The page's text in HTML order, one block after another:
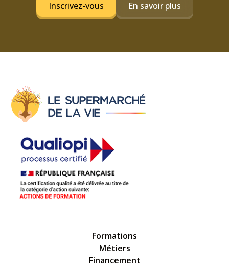
Inscrivez-vous En savoir plus
Formations
Métiers
Financement